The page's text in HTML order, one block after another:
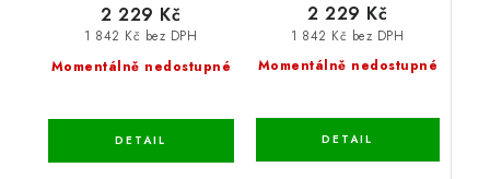
Momentálně nedostupné
1 842 Kč bez DPH
2 229 Kč
Momentálně nedostupné
1 842 Kč bez DPH
2 229 Kč